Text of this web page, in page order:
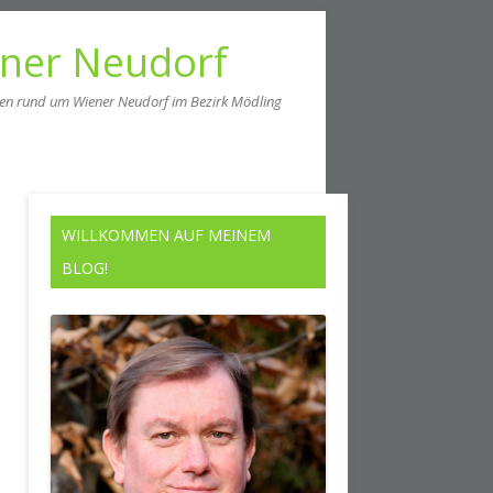
Neudorf
rund um Wiener Neudorf im Bezirk Mödling
WILLKOMMEN AUF MEINEM
BLOG!